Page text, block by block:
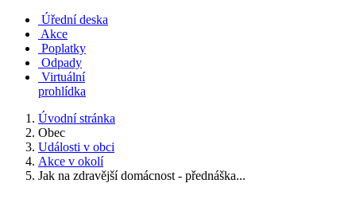
Úřední deska
Akce
Poplatky
Odpady
Virtuální
prohlídka
Úvodní stránka
Obec
Události v obci
Akce v okolí
Jak na zdravější domácnost - přednáška...